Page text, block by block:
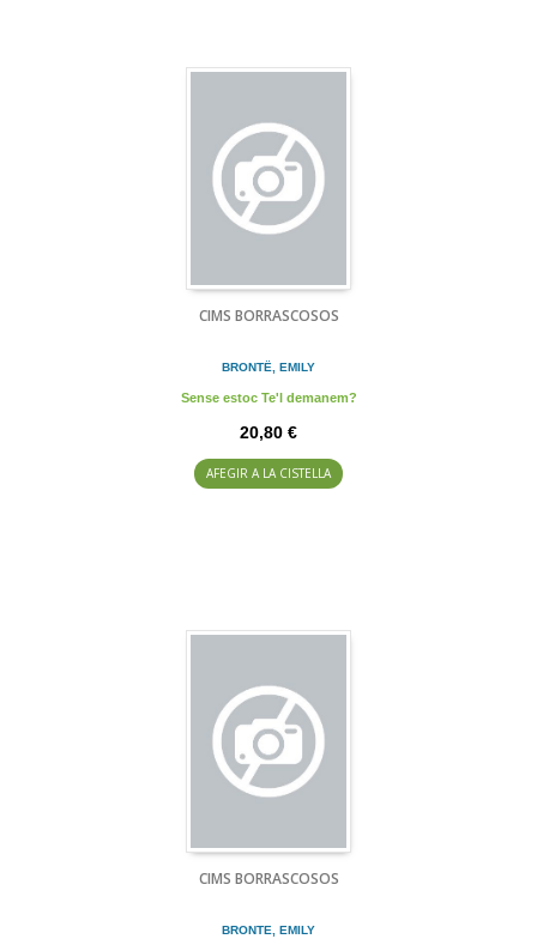
CIMS BORRASCOSOS
BRONTË, EMILY
Sense estoc Te'l demanem?
20,80 €
AFEGIR A LA CISTELLA
CIMS BORRASCOSOS
BRONTE, EMILY